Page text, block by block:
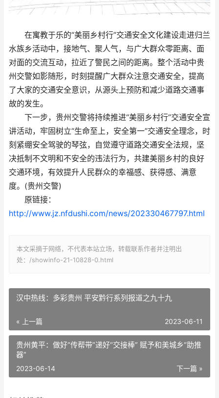
在寓教于乐的“美丽乡村行”交通安全文化建设走进归兰
水族乡活动中，接地气、聚人气，与广大群众零距离、面
对面的交流互动，拉近了警民之间的距离。整个活动中贵
州交警如影随形，时刻提醒广大群众注意交通安全，提高
了大家的交通安全意识，从源头上预防和减少道路交通事
故的发生。
下一步，贵州交警将持续推进“美丽乡村行”交通安全宣
讲活动，牢固树立“生命至上，安全第一”交通安全理念，时
刻紧绷安全驾驶的琴弦，自觉遵守道路交通安全法规，坚
决抵制不文明和不安全的违法行为，共建美丽乡村的良好
交通环境，有效提升人民群众的幸福感、获得感、满意
度。(贵州交警)
原链接：
http://www.jz.nfdushi.com/news/202330467797.html
本文采摘于网络，不代表本站立场，转载联系作者并注明出
处：/showinfo-21-10828-0.html
汉中热线：多彩贵州 平安黔行系列报道之九十九
« 上一篇 2023-06-11
贵州黄平：做好“传帮带”递好“交接棒” 赋予和美城乡“助推
器”
下一篇 »
2023-06-14